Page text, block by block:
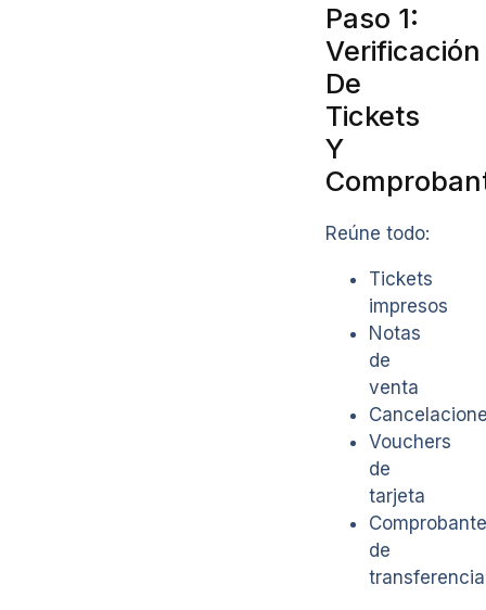
Paso 1:
Verificación
De
Tickets
Y
Reúne todo:
Tickets
impresos
Notas
de
venta
Vouchers
de
tarjeta
de
transferencia